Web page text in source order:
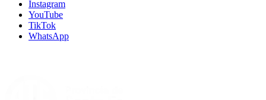
Instagram
YouTube
TikTok
WhatsApp